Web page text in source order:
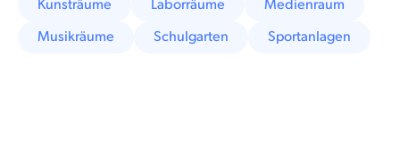
Kunsträume
Laborräume
Medienraum
Musikräume
Schulgarten Sportanlagen